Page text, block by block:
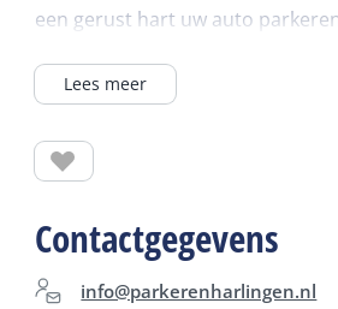
een gerust hart uw auto
overtocht naar Terschelling
Als u naar Harlingen rijdt, volgt u
Harlingen Havens, Vlieland /
vervolgens lang parkeren of
Waddenpromenade. Zo komt u
de locaties.
Lees meer
Contactgegevens
info@parkerenharlingen.nl